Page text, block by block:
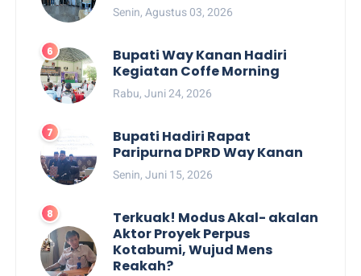
Senin, Agustus 03, 2026
Bupati Way Kanan Hadiri
Kegiatan Coffe Morning
Rabu, Juni 24, 2026
Bupati Hadiri Rapat
Paripurna DPRD Way Kanan
Senin, Juni 15, 2026
Terkuak! Modus Akal- akalan
Aktor Proyek Perpus
Kotabumi, Wujud Mens
Reakah?